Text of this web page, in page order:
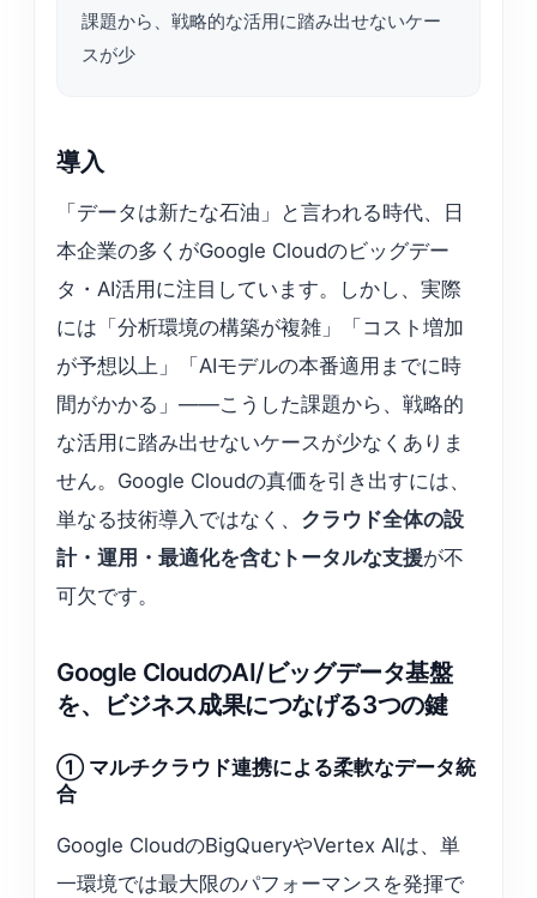
課題から、戦略的な活用に踏み出せないケー
スが少
導入
「データは新たな石油」と言われる時代、日
本企業の多くがGoogle Cloudのビッグデー
タ・AI活用に注目しています。しかし、実際
には「分析環境の構築が複雑」「コスト増加
が予想以上」「AIモデルの本番適用までに時
間がかかる」——こうした課題から、戦略的
な活用に踏み出せないケースが少なくありま
せん。Google Cloudの真価を引き出すには、
単なる技術導入ではなく、 クラウド全体の設
計・運用・最適化を含むトータルな支援が不
可欠です。
Google CloudのAI/ビッグデータ基盤
を、ビジネス成果につなげる3つの鍵
① マルチクラウド連携による柔軟なデータ統
合
Google CloudのBigQueryやVertex AIは、単
一環境では最大限のパフォーマンスを発揮で